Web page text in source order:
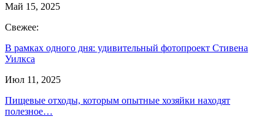
Май 15, 2025
Свежее:
В рамках одного дня: удивительный фотопроект Стивена
Уилкса
Июл 11, 2025
Пищевые отходы, которым опытные хозяйки находят
полезное…